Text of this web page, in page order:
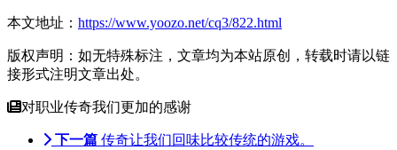
本文地址： https://www.yoozo.net/cq3/822.html
版权声明：如无特殊标注，文章均为本站原创，转载时请以链
接形式注明文章出处。
对职业传奇我们更加的感谢
下一篇 传奇让我们回味比较传统的游戏。